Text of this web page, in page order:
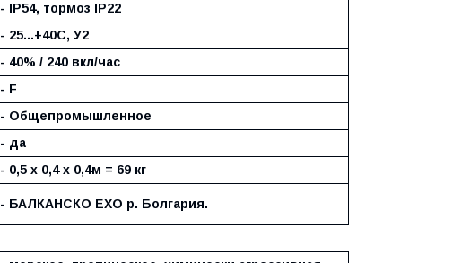
- IP54, тормоз IP22
- 25...+40С, У2
- 40% / 240 вкл/час
- F
- Общепромышленное
- да
- 0,5 х 0,4 х 0,4м = 69 кг
- БАЛКАНCКО ЕХО р. Болгария.